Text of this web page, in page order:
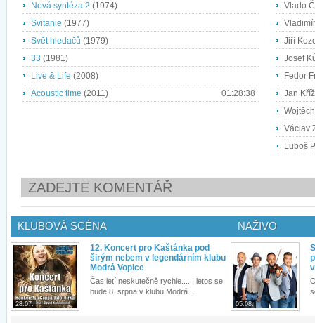
Nová syntéza 2 (1974)
Svitanie (1977)
Svět hledačů (1979)
33 (1981)
Live & Life (2008)
Acoustic time (2011) 01:28:38
Vlado
Jiří
Josef
Fedor
Jan
Václav
Luboš
ZADEJTE KOMENTÁŘ
KLUBOVÁ SCÉNA
28.07.
12. Koncert pro Kaštánka pod
širým nebem v legendárním klubu
Modrá Vopice
Čas letí neskutečně rychle.... I letos se
bude 8. srpna v klubu Modrá...
NAŽIVO
05.08.